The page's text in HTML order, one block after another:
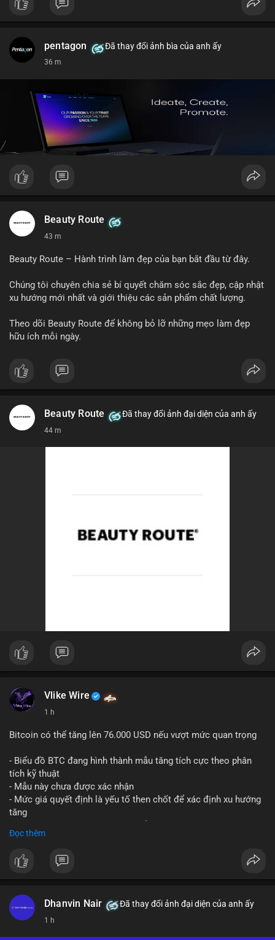
pentagon Đã thay đổi ảnh bìa của anh ấy
36 m
Beauty Route
43 m
Beauty Route – Hành trình làm đẹp của bạn bắt đầu từ đây.
Chúng tôi chuyên chia sẻ bí quyết chăm sóc sắc đẹp, cập nhật
xu hướng mới nhất và giới thiệu các sản phẩm chất lượng.
Theo dõi Beauty Route để không bỏ lỡ những mẹo làm đẹp
hữu ích mỗi ngày.
Beauty Route Đã thay đổi ảnh đại diện của anh ấy
44 m
Vlike Wire
1 h
Bitcoin có thể tăng lên 76.000 USD nếu vượt mức quan trọng
- Biểu đồ BTC đang hình thành mẫu tăng tích cực theo phân
tích kỹ thuật
- Mẫu này chưa được xác nhận
- Mức giá quyết định là yếu tố then chốt để xác định xu hướng
tăng
$btc
#vlikevn #titanbot
Đọc thêm
Dhanvin Nair Đã thay đổi ảnh đại diện của anh ấy
1 h